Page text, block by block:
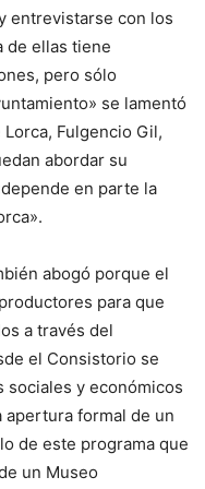
entrevistarse con los
de ellas tiene
pero sólo
se lamentó
Fulgencio Gil,
abordar su
en parte la
abogó porque el
para que
a través del
el Consistorio se
sociales y económicos
apertura formal de un
de este programa que
un Museo